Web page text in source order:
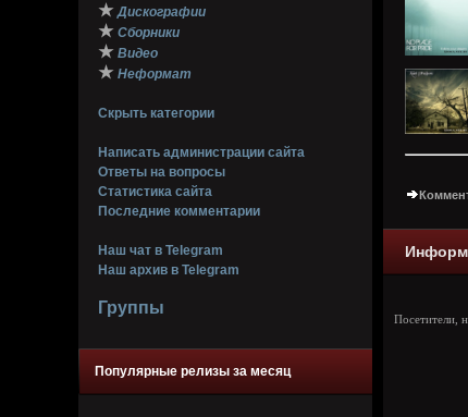
★ Дискографии
★ Сборники
★ Видео
★ Неформат
Скрыть категории
Написать администрации сайта
Ответы на вопросы
Статистика сайта
Последние комментарии
Наш чат в Telegram
Наш архив в Telegram
Группы
Популярные релизы за месяц
Посетители,